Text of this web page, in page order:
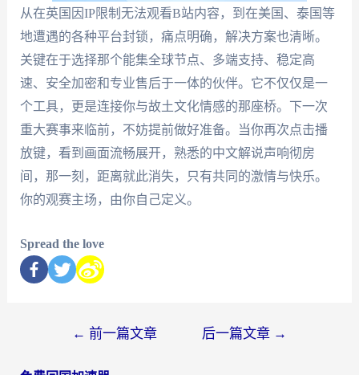
从在英国因IP限制无法观看B站内容，到在美国、泰国等
地遭遇的各种平台封锁，痛点明确，解决方案也清晰。
关键在于选择那个能集全球节点、多端支持、稳定高
速、安全加密和专业售后于一体的伙伴。它不仅仅是一
个工具，更是连接你与故土文化情感的那座桥。下一次
重大赛事来临前，不妨提前做好准备。当你再次点击播
放键，看到画面流畅展开，熟悉的中文解说声响彻房
间，那一刻，距离就此消失，只有共同的激情与快乐。
你的观赛主场，由你自己定义。
Spread the love
← 前一篇文章 后一篇文章 →